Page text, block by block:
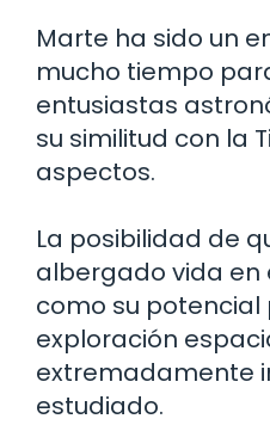
Marte ha sido un
mucho tiempo
entusiastas
su similitud con la
aspectos.
La posibilidad de
albergado vida en
como su potencial
exploración
extremadamente
estudiado.